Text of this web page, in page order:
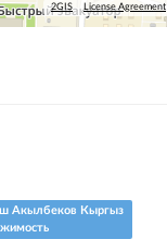
2GIS License Agreement
Акылбеков Кыргыз